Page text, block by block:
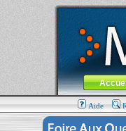
MacBook-fr.com : 100%
Aller au contenu-
Menu
Aide